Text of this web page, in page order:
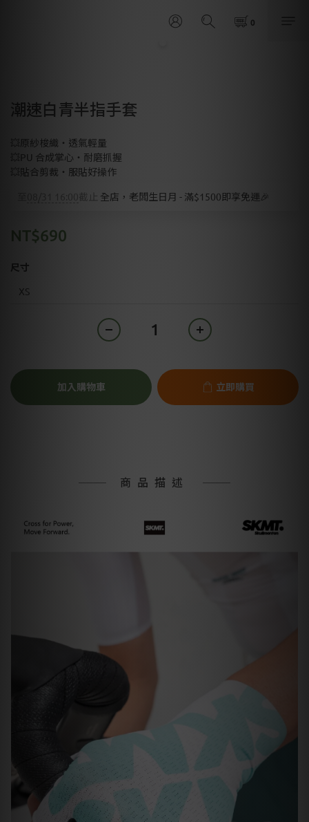
潮速白青半指手套
💥原紗梭織・透氣輕量
💥PU 合成掌心・耐磨抓握
💥貼合剪裁・服貼好操作
截止 全店，老闆生日月 - 滿$1500即享免運🎉
NT$690
尺寸
加入購物車 立即購買
商品描述